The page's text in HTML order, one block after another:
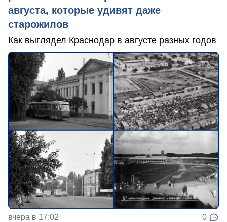
августа, которые удивят даже
старожилов
Как выглядел Краснодар в августе разных годов
вчера в 17:02 0